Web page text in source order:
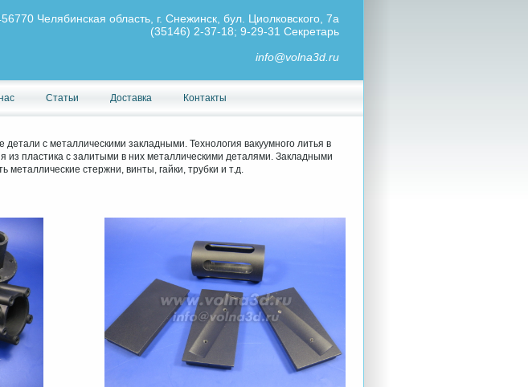
Челябинская область, г. Снежинск, бул. Циолковского, 7а
(35146) 2-37-18; 9-29-31 Секретарь
info@volna3d.ru
Статьи Доставка Контакты
с металлическими закладными. Технология вакуумного литья в
из пластика с залитыми в них металлическими деталями. Закладными
металлические стержни, винты, гайки, трубки и т.д.